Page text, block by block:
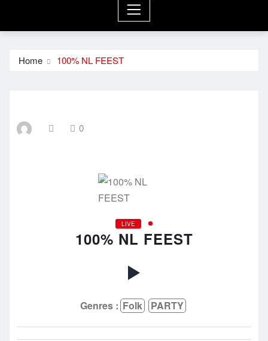
Home 100% NL FEEST
0
LIVE
100% NL FEEST
Genres : Folk PARTY